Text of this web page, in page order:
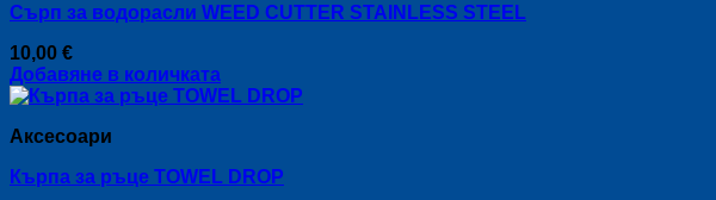
Сърп за водорасли WEED CUTTER STAINLESS STEEL
10,00 €
Добавяне в количката
Аксесоари
Кърпа за ръце TOWEL DROP